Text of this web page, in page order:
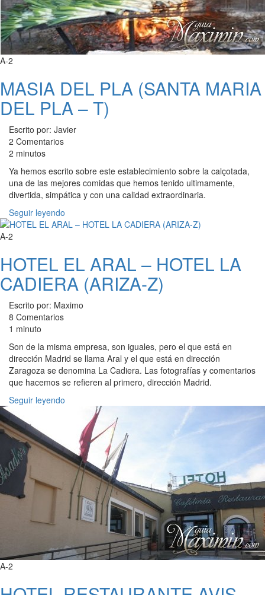
A-2
MASIA DEL PLA (SANTA MARIA
DEL PLA – T)
Escrito por: Javier
2 Comentarios
2 minutos
Ya hemos escrito sobre este establecimiento sobre la calçotada,
una de las mejores comidas que hemos tenido ultimamente,
divertida, simpática y con una calidad extraordinaria.
Seguir leyendo
A-2
HOTEL EL ARAL – HOTEL LA
CADIERA (ARIZA-Z)
Escrito por: Maximo
8 Comentarios
1 minuto
Son de la misma empresa, son iguales, pero el que está en
dirección Madrid se llama Aral y el que está en dirección
Zaragoza se denomina La Cadiera. Las fotografías y comentarios
que hacemos se refieren al primero, dirección Madrid.
Seguir leyendo
A-2